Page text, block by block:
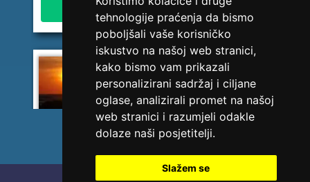
tehnologije praćenja da bismo
poboljšali vaše korisničko
iskustvo na našoj web stranici,
kako bismo vam prikazali
personalizirani sadržaj i ciljane
oglase, analizirali promet na našoj
web stranici i razumjeli odakle
dolaze naši posjetitelji.
Slažem se
DI (DIJANA) / Kod 67
Tarot savjetnik je slobodan
TEHNIKE: astrologija, numerlogija, tarot
Broj tel: HT Mostar (Eronet) 094/850-746
Broj tel: Telekom Srp. (MTel) 094/583-146